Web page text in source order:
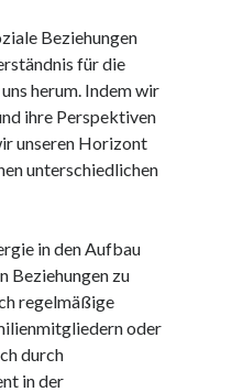
Beziehungen
für die
herum. Indem wir
ihre Perspektiven
unseren Horizont
unterschiedlichen
in den Aufbau
Beziehungen zu
regelmäßige
oder
durch
in der